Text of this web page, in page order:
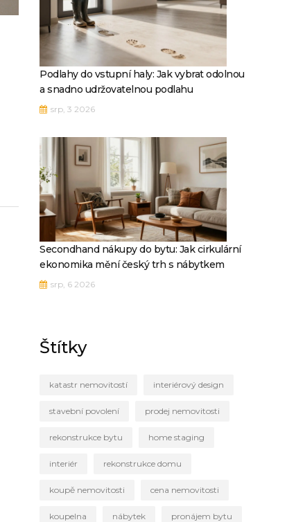
Podlahy do vstupní haly: Jak vybrat odolnou
a snadno udržovatelnou podlahu
srp, 3 2026
Secondhand nákupy do bytu: Jak cirkulární
ekonomika mění český trh s nábytkem
srp, 6 2026
Štítky
katastr nemovitostí interiérový design
stavební povolení prodej nemovitosti
rekonstrukce bytu home staging
interiér rekonstrukce domu
koupě nemovitosti cena nemovitosti
koupelna nábytek pronájem bytu